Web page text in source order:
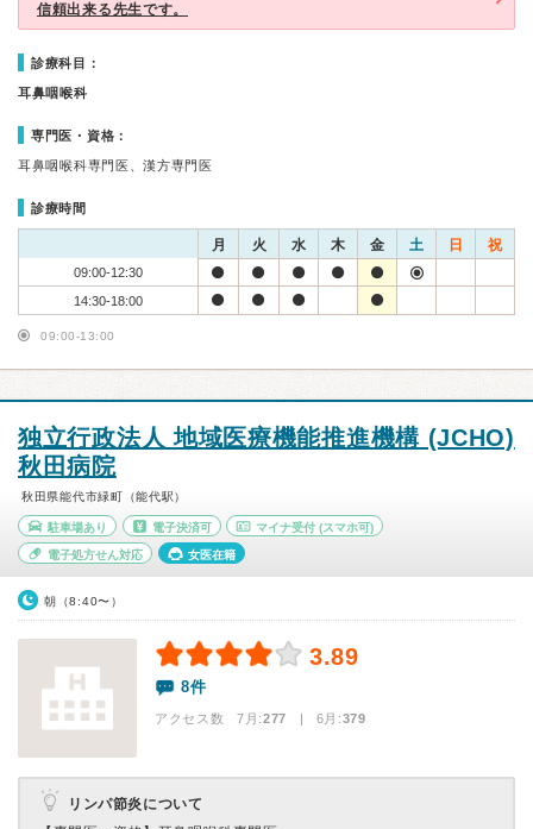
信頼出来る先生です。
診療科目：
耳鼻咽喉科
専門医・資格：
耳鼻咽喉科専門医、漢方専門医
診療時間
月 火 水 木 金 土 日 祝
09:00-12:30
14:30-18:00
09:00-13:00
独立行政法人 地域医療機能推進機構 (JCHO)
秋田病院
秋田県能代市緑町（能代駅）
駐車場あり 電子決済可 マイナ受付 (スマホ可)
電子処方せん対応 女医在籍
朝（8:40〜）
3.89
8件
アクセス数 7月:277 | 6月:379
リンパ節炎について